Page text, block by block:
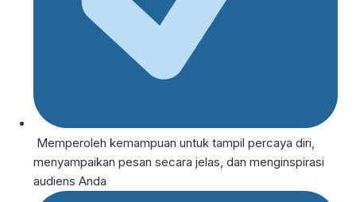
Memperoleh kemampuan untuk tampil percaya diri,
menyampaikan pesan secara jelas, dan menginspirasi
audiens Anda